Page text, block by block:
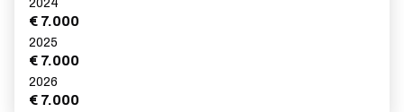
2024
€ 7.000
2025
€ 7.000
2026
€ 7.000